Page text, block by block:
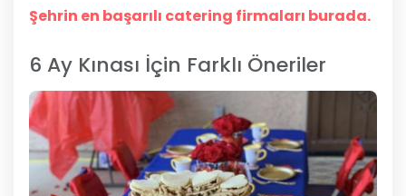
Şehrin en başarılı catering firmaları burada.
6 Ay Kınası İçin Farklı Öneriler